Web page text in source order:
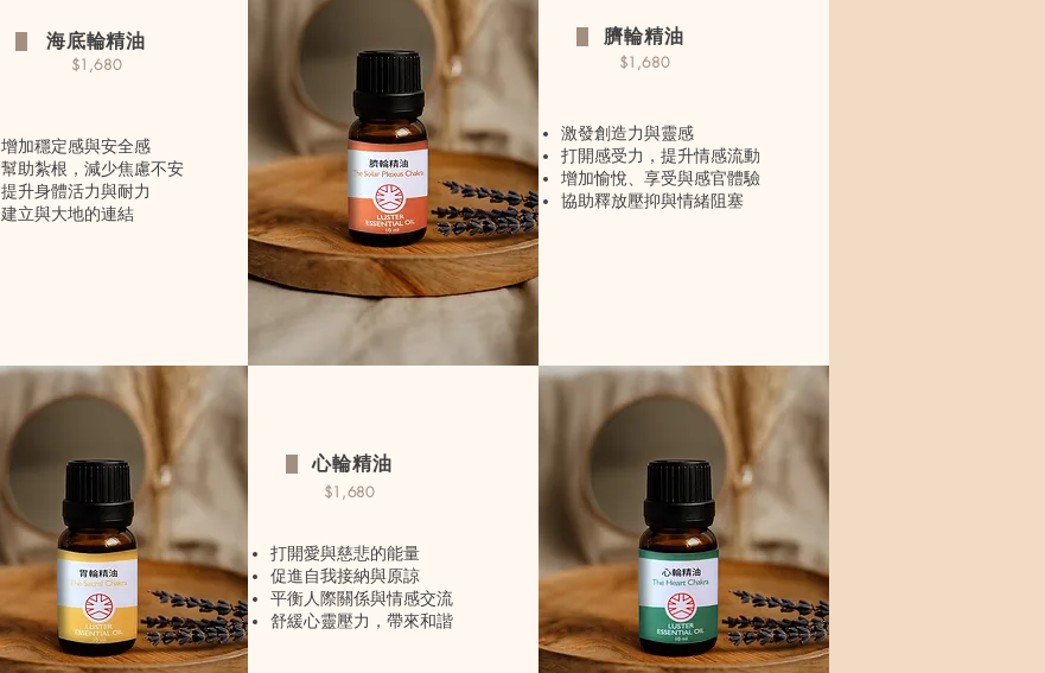
海底輪精油
$1,680
增加穩定感與安全感
幫助紮根，減少焦慮不安
提升身體活力與耐力
建立與大地的連結
臍輪精油
$1,680
激發創造力與靈感
打開感受力，提升情感流動
增加愉悅、享受與感官體驗
協助釋放壓抑與情緒阻塞
心輪精油
$1,680
打開愛與慈悲的能量
促進自我接納與原諒
平衡人際關係與情感交流
舒緩心靈壓力，帶來和諧